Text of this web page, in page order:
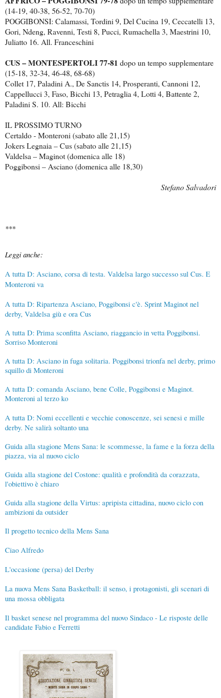
(14-19, 40-38, 56-52, 70-70)
POGGIBONSI: Calamassi, Tordini 9, Del Cucina 19, Ceccatelli 13,
Gori, Ndeng, Ravenni, Testi 8, Pucci, Rumachella 3, Maestrini 10,
Juliatto 16. All. Franceschini
CUS – MONTESPERTOLI 77-81 dopo un tempo supplementare
(15-18, 32-34, 46-48, 68-68)
Collet 17, Paladini A., De Sanctis 14, Prosperanti, Cannoni 12,
Cappellucci 3, Faso, Bicchi 13, Petraglia 4, Lotti 4, Battente 2,
Paladini S. 10. All: Bicchi
IL PROSSIMO TURNO
Certaldo - Monteroni (sabato alle 21,15)
Jokers Legnaia – Cus (sabato alle 21,15)
Valdelsa – Maginot (domenica alle 18)
Poggibonsi – Asciano (domenica alle 18,30)
Stefano Salvadori
***
Leggi anche:
A tutta D: Asciano, corsa di testa. Valdelsa largo successo sul Cus. E
Monteroni va
A tutta D: Ripartenza Asciano, Poggibonsi c'è. Sprint Maginot nel
derby, Valdelsa giù e ora Cus
A tutta D: Prima sconfitta Asciano, riaggancio in vetta Poggibonsi.
Sorriso Monteroni
A tutta D: Asciano in fuga solitaria. Poggibonsi trionfa nel derby, primo
squillo di Monteroni
A tutta D: comanda Asciano, bene Colle, Poggibonsi e Maginot.
Monteroni al terzo ko
A tutta D: Nomi eccellenti e vecchie conoscenze, sei senesi e mille
derby. Ne salirà soltanto una
Guida alla stagione Mens Sana: le scommesse, la fame e la forza della
piazza, via al nuovo ciclo
Guida alla stagione del Costone: qualità e profondità da corazzata,
l'obiettivo è chiaro
Guida alla stagione della Virtus: apripista cittadina, nuovo ciclo con
ambizioni da outsider
Il progetto tecnico della Mens Sana
Ciao Alfredo
L'occasione (persa) del Derby
La nuova Mens Sana Basketball: il senso, i protagonisti, gli scenari di
una mossa obbligata
Il basket senese nel programma del nuovo Sindaco - Le risposte delle
candidate Fabio e Ferretti